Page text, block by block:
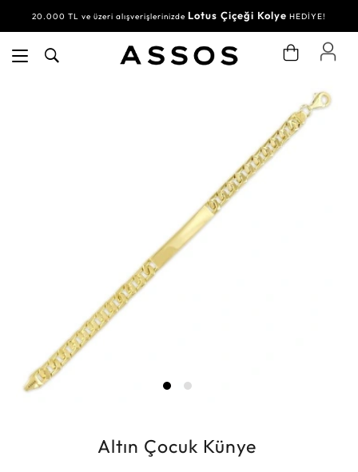
20.000 TL ve üzeri alışverişlerinizde Lotus Çiçeği Kolye HEDİYE!
Altın Çocuk Künye